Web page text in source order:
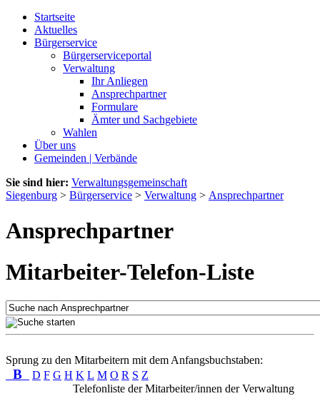
Startseite
Aktuelles
Bürgerservice
Bürgerserviceportal
Verwaltung
Ihr Anliegen
Ansprechpartner
Formulare
Ämter und Sachgebiete
Wahlen
Über uns
Gemeinden | Verbände
Sie sind hier: Verwaltungsgemeinschaft
Siegenburg > Bürgerservice > Verwaltung > Ansprechpartner
Ansprechpartner
Mitarbeiter-Telefon-Liste
Sprung zu den Mitarbeitern mit dem Anfangsbuchstaben:
B D F G H K L M O R S Z
Telefonliste der Mitarbeiter/innen der Verwaltung